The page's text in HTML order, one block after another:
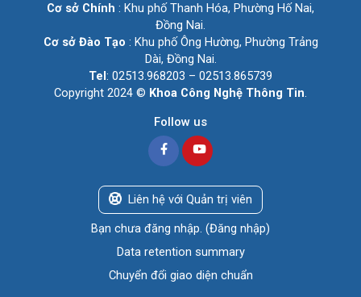
Cơ sở Chính : Khu phố Thanh Hóa, Phường Hố Nai,
Đồng Nai.
Cơ sở Đào Tạo : Khu phố Ông Hường, Phường Trảng
Dài, Đồng Nai.
Tel: 02513.968203 – 02513.865739
Copyright 2024 © Khoa Công Nghệ Thông Tin.
Follow us
Liên hệ với Quản trị viên
Bạn chưa đăng nhập. (Đăng nhập)
Data retention summary
Chuyển đổi giao diện chuẩn